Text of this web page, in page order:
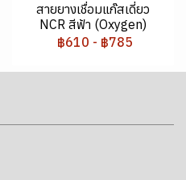
สายยางเชื่อมแก๊สเดี่ยว
NCR สีฟ้า (Oxygen)
฿610 - ฿785